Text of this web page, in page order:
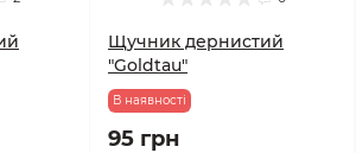
Щучник дернистий
"Goldtau"
В наявності
95 грн